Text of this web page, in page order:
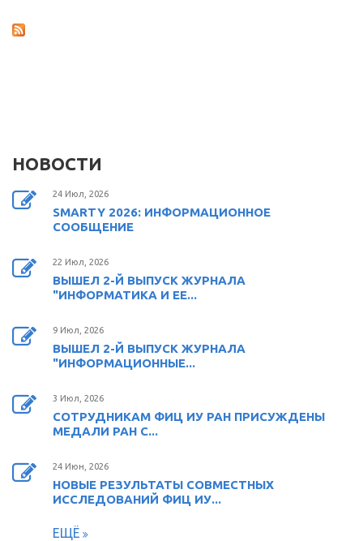
НОВОСТИ
24 Июл, 2026
SMARTY 2026: ИНФОРМАЦИОННОЕ
СООБЩЕНИЕ
22 Июл, 2026
ВЫШЕЛ 2-Й ВЫПУСК ЖУРНАЛА
"ИНФОРМАТИКА И ЕЕ...
9 Июл, 2026
ВЫШЕЛ 2-Й ВЫПУСК ЖУРНАЛА
"ИНФОРМАЦИОННЫЕ...
3 Июл, 2026
СОТРУДНИКАМ ФИЦ ИУ РАН ПРИСУЖДЕНЫ
МЕДАЛИ РАН С...
24 Июн, 2026
НОВЫЕ РЕЗУЛЬТАТЫ СОВМЕСТНЫХ
ИССЛЕДОВАНИЙ ФИЦ ИУ...
ЕЩЁ